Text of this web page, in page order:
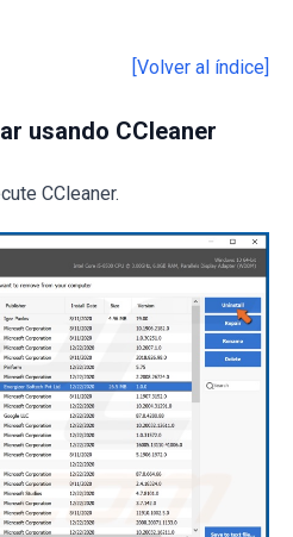
[Volver al índice]
usando CCleaner
CCleaner.